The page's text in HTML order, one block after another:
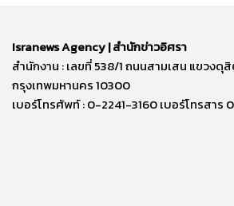
Isranews Agency | สำนักข่าวอิศรา
สำนักงาน : เลขที่ 538/1 ถนนสามเสน แขวงดุ
กรุงเทพมหานคร 10300
เบอร์โทรศัพท์ : 0-2241-3160 เบอร์โทรสาร